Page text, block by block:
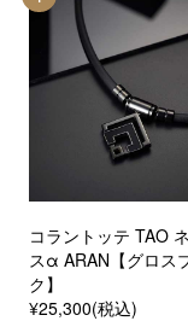
コラントッテ TAO
スα ARAN【グロス
ク】
¥25,300(税込)